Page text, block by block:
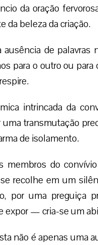
da oração
da beleza da criação.
ausência de
para o outro ou
intrincada da
transmutação
de isolamento.
membros do
recolhe em um
por uma preguiça
expor — cria-se um
não é apenas uma